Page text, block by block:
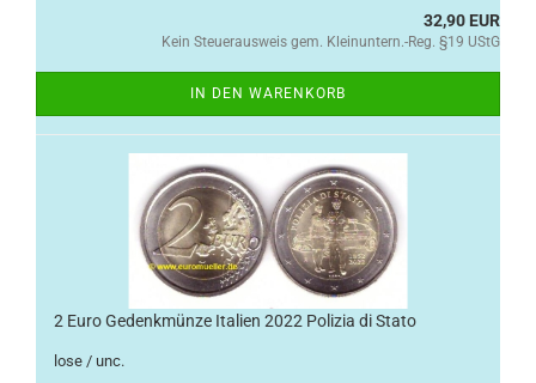
32,90 EUR
Kein Steuerausweis gem. Kleinuntern.-Reg. §19 UStG
IN DEN WARENKORB
2 Euro Gedenkmünze Italien 2022 Polizia di Stato
lose / unc.